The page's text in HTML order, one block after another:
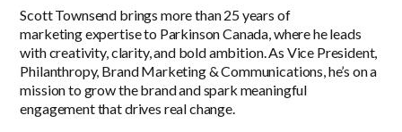
Scott Townsend brings more than 25 years of
marketing expertise to Parkinson Canada, where he leads
with creativity, clarity, and bold ambition. As Vice President,
Philanthropy, Brand Marketing & Communications, he’s on a
mission to grow the brand and spark meaningful
engagement that drives real change.